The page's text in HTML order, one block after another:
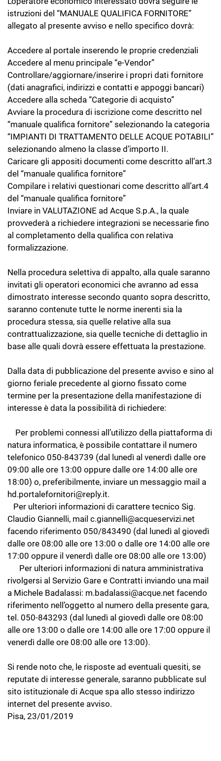
istruzioni del “MANUALE QUALIFICA FORNITORE”
allegato al presente avviso e nello specifico dovrà:
Accedere al portale inserendo le proprie credenziali
Accedere al menu principale “e-Vendor”
Controllare/aggiornare/inserire i propri dati fornitore
(dati anagrafici, indirizzi e contatti e appoggi bancari)
Accedere alla scheda “Categorie di acquisto”
Avviare la procedura di iscrizione come descritto nel
“manuale qualifica fornitore” selezionando la categoria
“IMPIANTI DI TRATTAMENTO DELLE ACQUE POTABILI”
selezionando almeno la classe d’importo II.
Caricare gli appositi documenti come descritto all’art.3
del “manuale qualifica fornitore”
Compilare i relativi questionari come descritto all’art.4
del “manuale qualifica fornitore”
Inviare in VALUTAZIONE ad Acque S.p.A., la quale
provvederà a richiedere integrazioni se necessarie fino
al completamento della qualifica con relativa
formalizzazione.
Nella procedura selettiva di appalto, alla quale saranno
invitati gli operatori economici che avranno ad essa
dimostrato interesse secondo quanto sopra descritto,
saranno contenute tutte le norme inerenti sia la
procedura stessa, sia quelle relative alla sua
contrattualizzazione, sia quelle tecniche di dettaglio in
base alle quali dovrà essere effettuata la prestazione.
Dalla data di pubblicazione del presente avviso e sino al
giorno feriale precedente al giorno fissato come
termine per la presentazione della manifestazione di
interesse è data la possibilità di richiedere:
Per problemi connessi all’utilizzo della piattaforma di
natura informatica, è possibile contattare il numero
telefonico 050-843739 (dal lunedì al venerdì dalle ore
09:00 alle ore 13:00 oppure dalle ore 14:00 alle ore
18:00) o, preferibilmente, inviare un messaggio mail a
hd.portalefornitori@reply.it.
Per ulteriori informazioni di carattere tecnico Sig.
Claudio Giannelli, mail c.giannelli@acqueservizi.net
facendo riferimento 050/843490 (dal lunedì al giovedì
dalle ore 08:00 alle ore 13:00 o dalle ore 14:00 alle ore
17:00 oppure il venerdì dalle ore 08:00 alle ore 13:00)
Per ulteriori informazioni di natura amministrativa
rivolgersi al Servizio Gare e Contratti inviando una mail
a Michele Badalassi: m.badalassi@acque.net facendo
riferimento nell’oggetto al numero della presente gara,
tel. 050-843293 (dal lunedì al giovedì dalle ore 08:00
alle ore 13:00 o dalle ore 14:00 alle ore 17:00 oppure il
venerdì dalle ore 08:00 alle ore 13:00).
Si rende noto che, le risposte ad eventuali quesiti, se
reputate di interesse generale, saranno pubblicate sul
sito istituzionale di Acque spa allo stesso indirizzo
internet del presente avviso.
Pisa, 23/01/2019